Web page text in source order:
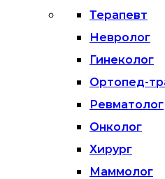
Терапевт
Невролог
Гинеколог
Ортопед-
Ревматолог
Онколог
Хирург
Маммолог